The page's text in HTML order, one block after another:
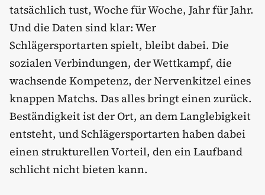
tatsächlich tust, Woche für Woche, Jahr für Jahr.
Und die Daten sind klar: Wer
Schlägersportarten spielt, bleibt dabei. Die
sozialen Verbindungen, der Wettkampf, die
wachsende Kompetenz, der Nervenkitzel eines
knappen Matchs. Das alles bringt einen zurück.
Beständigkeit ist der Ort, an dem Langlebigkeit
entsteht, und Schlägersportarten haben dabei
einen strukturellen Vorteil, den ein Laufband
schlicht nicht bieten kann.